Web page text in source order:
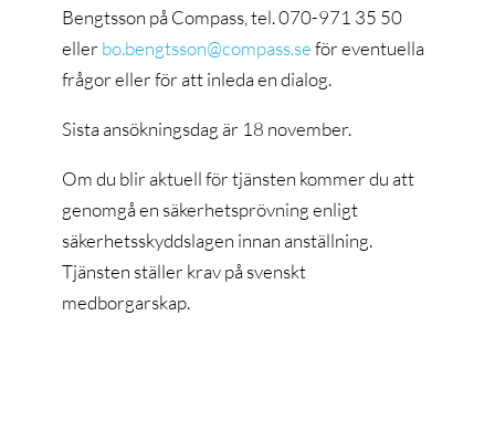
Bengtsson på Compass, tel. 070-971 35 50
ellerbo.bengtsson@compass.seför eventuella
frågor eller för att inleda en dialog.
Sista ansökningsdag är 18 november.
Om du blir aktuell för tjänsten kommer du att
genomgå en säkerhetsprövning enligt
säkerhetsskyddslagen innan anställning.
Tjänsten ställer krav på svenskt
medborgarskap.